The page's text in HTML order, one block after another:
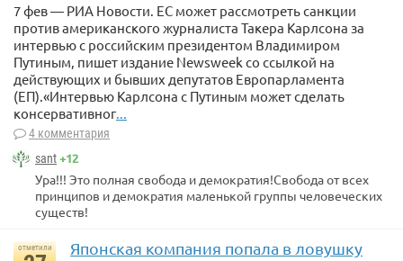
7 фев — РИА Новости. ЕС может рассмотреть санкции
против американского журналиста Такера Карлсона за
интервью с российским президентом Владимиром
Путиным, пишет издание Newsweek со ссылкой на
действующих и бывших депутатов Европарламента
(ЕП).«Интервью Карлсона с Путиным может сделать
консервативног
4 комментария
sant+12
Ура!!! Это полная свобода и демократия!Свобода от всех
принципов и демократия маленькой группы человеческих
существ!
отметили
Японская компания попала в ловушку